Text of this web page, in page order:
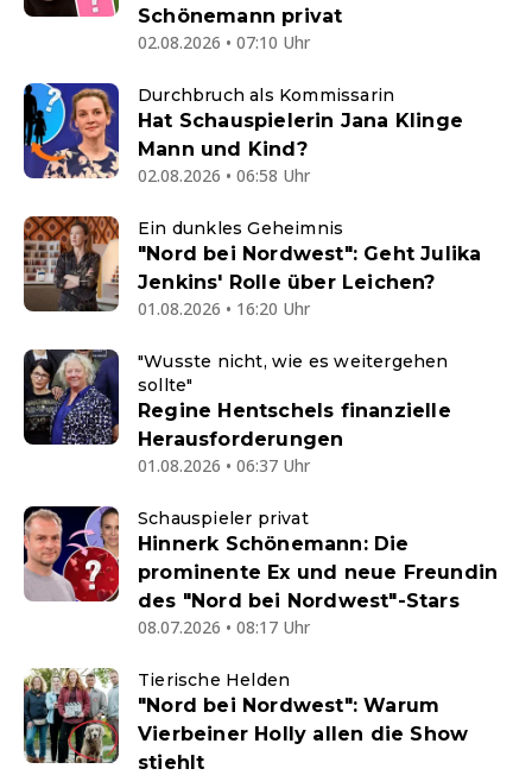
Schönemann privat
02.08.2026 • 07:10 Uhr
Durchbruch als Kommissarin
Hat Schauspielerin Jana Klinge
Mann und Kind?
02.08.2026 • 06:58 Uhr
Ein dunkles Geheimnis
"Nord bei Nordwest": Geht Julika
Jenkins' Rolle über Leichen?
01.08.2026 • 16:20 Uhr
"Wusste nicht, wie es weitergehen
sollte"
Regine Hentschels finanzielle
Herausforderungen
01.08.2026 • 06:37 Uhr
Schauspieler privat
Hinnerk Schönemann: Die
prominente Ex und neue Freundin
des "Nord bei Nordwest"-Stars
08.07.2026 • 08:17 Uhr
Tierische Helden
"Nord bei Nordwest": Warum
Vierbeiner Holly allen die Show
stiehlt